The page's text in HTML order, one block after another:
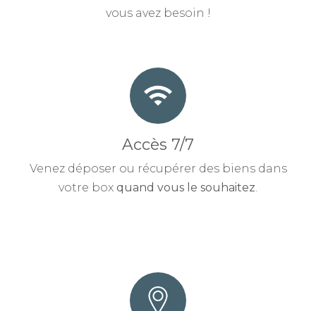
vous avez besoin !
Accès 7/7
Venez déposer ou récupérer des biens dans
votre box quand vous le souhaitez